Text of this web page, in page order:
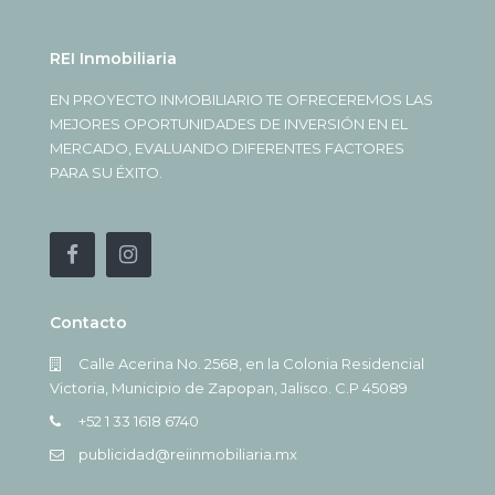
REI Inmobiliaria
EN PROYECTO INMOBILIARIO TE OFRECEREMOS LAS
MEJORES OPORTUNIDADES DE INVERSIÓN EN EL
MERCADO, EVALUANDO DIFERENTES FACTORES
PARA SU ÉXITO.
Contacto
Calle Acerina No. 2568, en la Colonia Residencial
Victoria, Municipio de Zapopan, Jalisco. C.P 45089
+52 1 33 1618 6740
publicidad@reiinmobiliaria.mx